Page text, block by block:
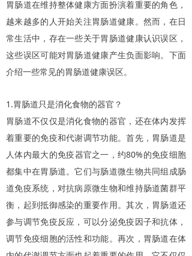
胃肠道在维持整体健康方面扮演着重要的角色，
越来越多的人开始关注胃肠道健康。然而，在日
常生活中，存在一些关于胃肠道健康认识误区，
这些误区可能对胃肠道健康产生负面影响。下面
介绍一些常见的胃肠道健康误区。
1. 胃肠道只是消化食物的器官？
胃肠道不仅仅是消化食物的器官，还在体内发挥
着重要的免疫和代谢调节功能。首先，胃肠道是
人体内最大的免疫器官之一，约80% 的免疫细胞
都集中在胃肠道。它们与肠道微生物共同组成肠
道免疫系统，对抗病原微生物和维持肠道菌群平
衡，起到抵御感染的重要作用。其次，胃肠道还
参与调节免疫反应，可以分泌免疫因子和抗体，
调节免疫细胞的活性和功能。再次，胃肠道在体